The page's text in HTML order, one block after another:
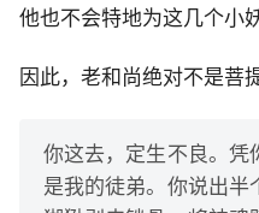
他也不会特地为这几个小
因此，老和尚绝对不是菩
你这去，定生不良。凭
是我的徒弟。你说出半